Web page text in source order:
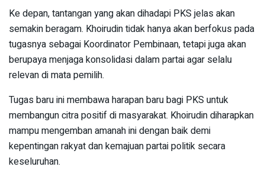
Ke depan, tantangan yang akan dihadapi PKS jelas akan
semakin beragam. Khoirudin tidak hanya akan berfokus pada
tugasnya sebagai Koordinator Pembinaan, tetapi juga akan
berupaya menjaga konsolidasi dalam partai agar selalu
relevan di mata pemilih.
Tugas baru ini membawa harapan baru bagi PKS untuk
membangun citra positif di masyarakat. Khoirudin diharapkan
mampu mengemban amanah ini dengan baik demi
kepentingan rakyat dan kemajuan partai politik secara
keseluruhan.